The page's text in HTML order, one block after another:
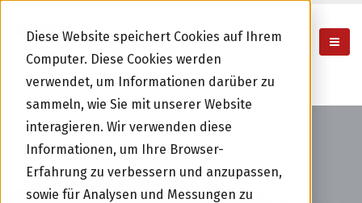
Diese Website speichert Cookies auf Ihrem
Computer. Diese Cookies werden
verwendet, um Informationen darüber zu
sammeln, wie Sie mit unserer Website
interagieren. Wir verwenden diese
Informationen, um Ihre Browser-
Erfahrung zu verbessern und anzupassen,
sowie für Analysen und Messungen zu
